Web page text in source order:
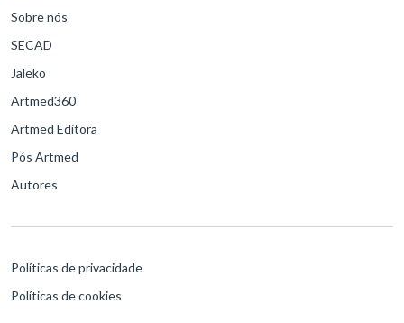
Sobre nós
SECAD
Jaleko
Artmed360
Artmed Editora
Pós Artmed
Autores
Políticas de privacidade
Políticas de cookies